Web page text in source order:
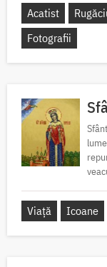
Acatist
Fotografii
Viață Icoane